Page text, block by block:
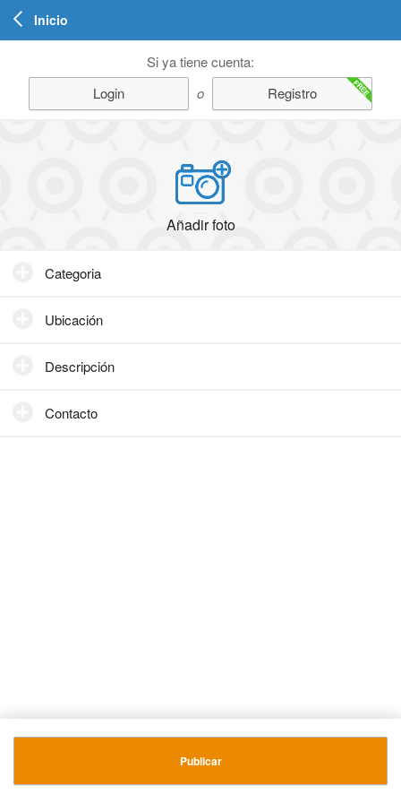
Inicio
Si ya tiene cuenta:
Login
o Registro FREE
Añadir foto
Categoria
Ubicación
Descripción
Contacto
Publicar